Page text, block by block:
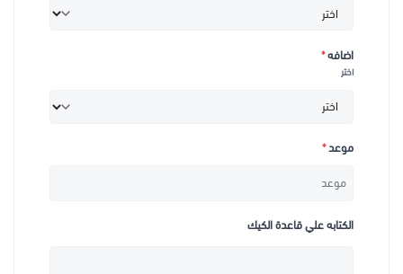
اضافه*
اختر
موعد*
الكتابه علي قاعدة الكيك